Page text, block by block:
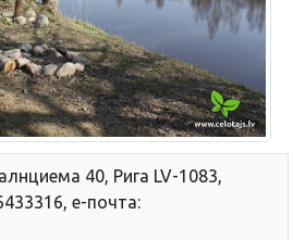
40, Рига LV-1083,
е-почта: